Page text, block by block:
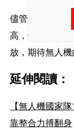
儘管無人機產
高，但是展望
放，期待無人機
延伸閱讀：
【無人機國家
靠整合力搏翻身